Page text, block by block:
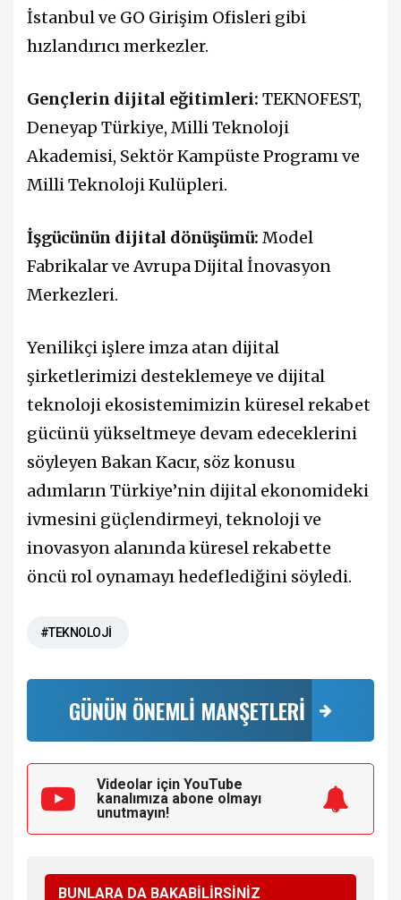
İstanbul ve GO Girişim Ofisleri gibi
hızlandırıcı merkezler.
Gençlerin dijital eğitimleri: TEKNOFEST,
Deneyap Türkiye, Milli Teknoloji
Akademisi, Sektör Kampüste Programı ve
Milli Teknoloji Kulüpleri.
İşgücünün dijital dönüşümü: Model
Fabrikalar ve Avrupa Dijital İnovasyon
Merkezleri.
Yenilikçi işlere imza atan dijital
şirketlerimizi desteklemeye ve dijital
teknoloji ekosistemimizin küresel rekabet
gücünü yükseltmeye devam edeceklerini
söyleyen Bakan Kacır, söz konusu
adımların Türkiye’nin dijital ekonomideki
ivmesini güçlendirmeyi, teknoloji ve
inovasyon alanında küresel rekabette
öncü rol oynamayı hedeflediğini söyledi.
#TEKNOLOJİ
GÜNÜN ÖNEMLİ MANŞETLERİ
Videolar için YouTube
kanalımıza abone olmayı
unutmayın!
BUNLARA DA BAKABİLİRSİNİZ